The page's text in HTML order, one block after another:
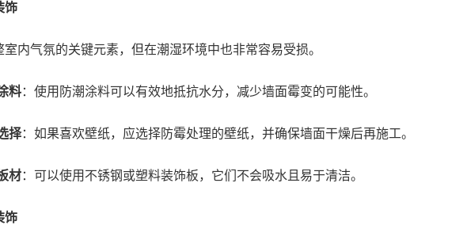
饰
室内气氛的关键元素，但在潮湿环境中也非常容易受损。
料：使用防潮涂料可以有效地抵抗水分，减少墙面霉变的可能性。
择：如果喜欢壁纸，应选择防霉处理的壁纸，并确保墙面干燥后再施工。
材：可以使用不锈钢或塑料装饰板，它们不会吸水且易于清洁。
饰